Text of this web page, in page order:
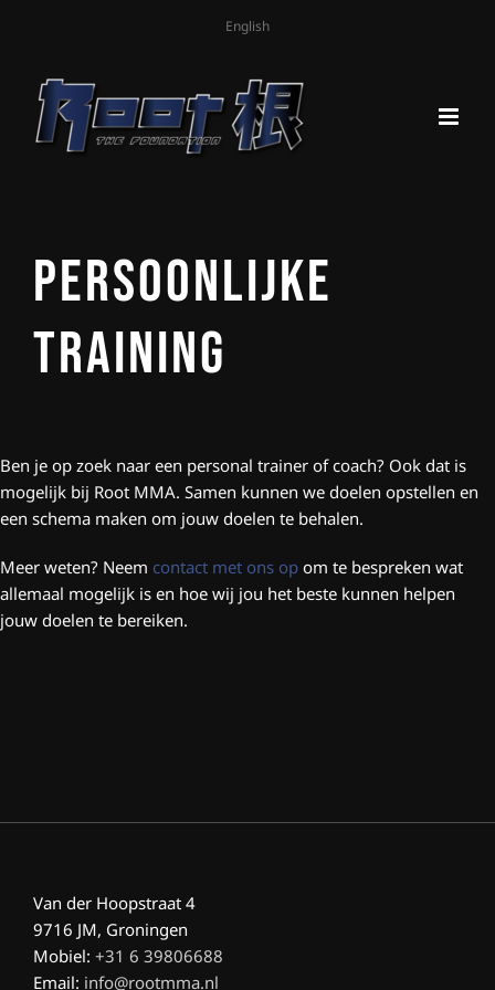
English
Persoonlijke
Training
Ben je op zoek naar een personal trainer of coach? Ook dat is
mogelijk bij Root MMA. Samen kunnen we doelen opstellen en
een schema maken om jouw doelen te behalen.
Meer weten? Neem contact met ons opom te bespreken wat
allemaal mogelijk is en hoe wij jou het beste kunnen helpen
jouw doelen te bereiken.
Van der Hoopstraat 4
9716 JM, Groningen
Mobiel: +31 6 39806688
Email: info@rootmma.nl